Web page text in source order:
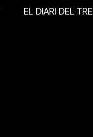
EL DIARI DEL